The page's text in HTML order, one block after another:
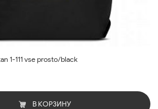
1-111 vse prosto/black
В КОРЗИНУ